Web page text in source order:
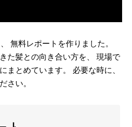
無料レポートを作りました。
た髪との向き合い方を、 現場で
まとめています。 必要な時に、
さい。